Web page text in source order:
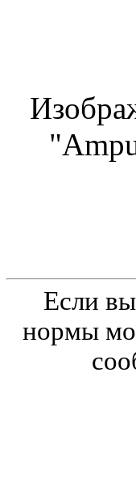
Если
нормы